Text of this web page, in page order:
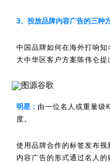
3、投放品牌内容广告的三种
中国品牌如何在海外打响
大中华区客户方案陈伟仑提
图源谷歌
明星： 由一位名人或重量级
度。
使用品牌合作的标签发布
内容广告的形式通过名人